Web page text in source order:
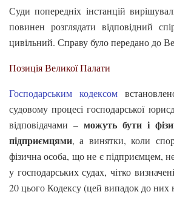
Суди попередніх інстанцій
повинен розглядати відповідний
цивільний. Справу було передано до
Позиція Великої Палати
Господарським кодексом
судовому процесі господарської
відповідачами – можуть бути і
підприємцями, а винятки, коли
фізична особа, що не є підприємцем,
у господарських судах, чітко
20 цього Кодексу (цей випадок до них